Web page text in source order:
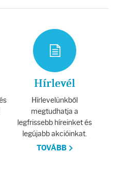
Hírlevél
Hírlevelünkből
megtudhatja a
legfrissebb híreinket és
legújabb akcióinkat.
TOVÁBB